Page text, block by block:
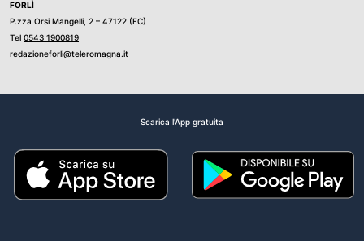
FORLÌ
P.zza Orsi Mangelli, 2 – 47122 (FC)
Tel 0543 1900819
redazioneforli@teleromagna.it
Scarica l'App gratuita